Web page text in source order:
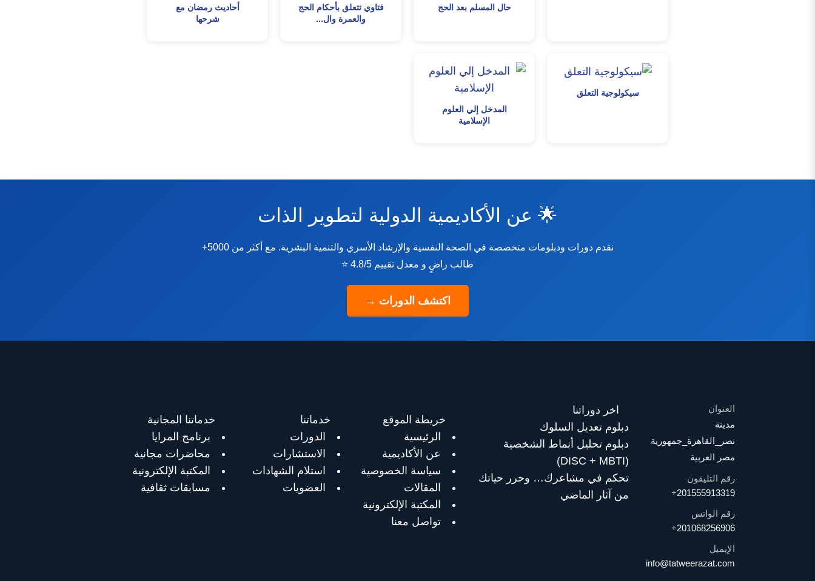
حال المسلم بعد الحج
فتاوي تتعلق بأحكام الحج
والعمرة وال...
أحاديث رمضان مع
شرحها
سيكولوجية التعلق
المدخل إلي العلوم
الإسلامية
🌟 عن الأكاديمية الدولية لتطوير الذات
نقدم دورات ودبلومات متخصصة في الصحة النفسية والإرشاد الأسري والتنمية البشرية. مع أكثر من 5000+
طالب راضٍ و معدل تقييم 4.8/5 ⭐
اكتشف الدورات →
العنوان
مدينة
نصر_القاهرة_جمهورية
مصر العربية
رقم التليفون
+201555913319
رقم الواتس
+201068256906
الإيميل
info@tatweerazat.com
اخر دوراتنا
دبلوم تعديل السلوك
دبلوم تحليل أنماط الشخصية
(DISC + MBTI)
تحكم في مشاعرك… وحرر حياتك
من آثار الماضي
خريطة الموقع
الرئيسية
عن الأكاديمية
سياسة الخصوصية
المقالات
المكتبة الإلكترونية
تواصل معنا
خدماتنا
الدورات
الاستشارات
استلام الشهادات
العضويات
خدماتنا المجانية
برنامج المرايا
محاضرات مجانية
المكتبة الإلكترونية
مسابقات ثقافية